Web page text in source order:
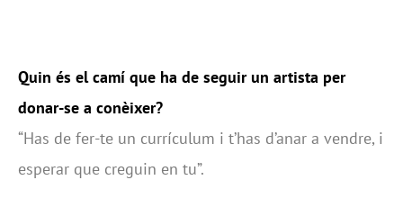
Quin és el camí que ha de seguir un artista per
donar-se a conèixer?
“Has de fer-te un currículum i t’has d’anar a vendre, i
esperar que creguin en tu”.